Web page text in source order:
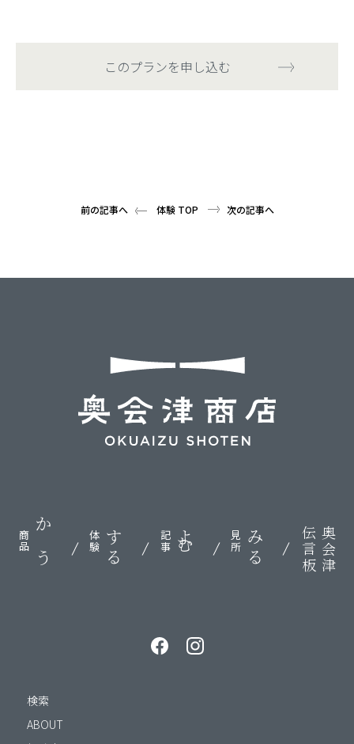
このプランを申し込む
前の記事へ 体験 TOP 次の記事へ
かう
商品 する
体験 よむ
記事 みる
見所 奥会津
伝言板
検索
ABOUT